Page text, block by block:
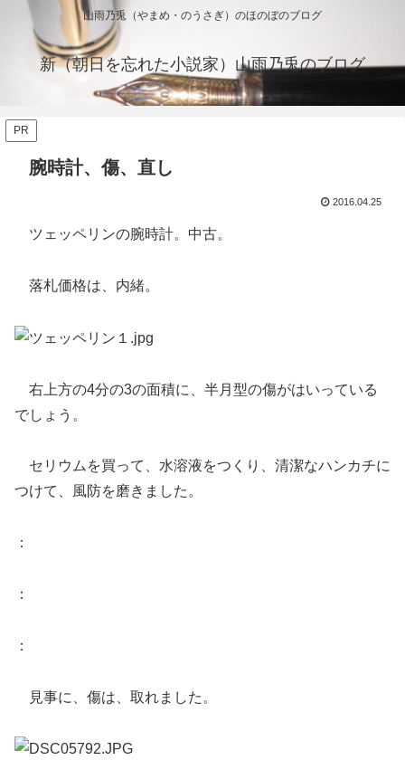
山雨乃兎（やまめ・のうさぎ）のほのぼのブログ
新（朝日を忘れた小説家）山雨乃兎のブログ
PR
腕時計、傷、直し
2016.04.25
ツェッペリンの腕時計。中古。
落札価格は、内緒。
右上方の4分の3の面積に、半月型の傷がはいっている
でしょう。
セリウムを買って、水溶液をつくり、清潔なハンカチに
つけて、風防を磨きました。
：
：
：
見事に、傷は、取れました。